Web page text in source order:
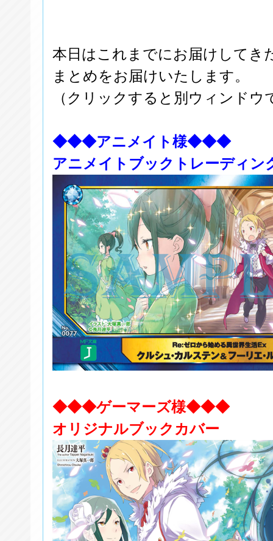
本日はこれまでにお届けしてき
まとめをお届けいたします。
（クリックすると別ウィンド
◆◆◆アニメイト様◆◆◆
アニメイトブックトレーディン
◆◆◆ゲーマーズ様◆◆◆
オリジナルブックカバー